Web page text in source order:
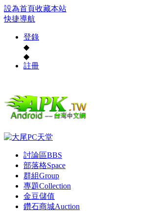
設為首頁收藏本站
快捷導航
登錄
◆
◆
註冊
討論區BBS
部落格Space
群組Group
專題Collection
金豆儲值
鑽石商城Auction